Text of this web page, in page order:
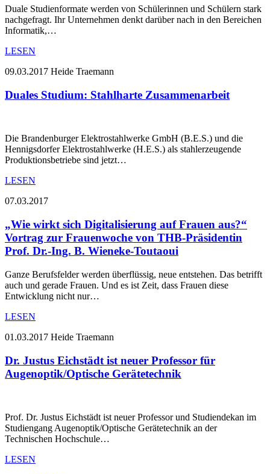
Duale Studienformate werden von Schülerinnen und Schülern stark
nachgefragt. Ihr Unternehmen denkt darüber nach in den Bereichen
Informatik,…
LESEN
09.03.2017 Heide Traemann
Duales Studium: Stahlharte Zusammenarbeit
Die Brandenburger Elektrostahlwerke GmbH (B.E.S.) und die
Hennigsdorfer Elektrostahlwerke (H.E.S.) als stahlerzeugende
Produktionsbetriebe sind jetzt…
LESEN
07.03.2017
„Wie wirkt sich Digitalisierung auf Frauen aus?“
Vortrag zur Frauenwoche von THB-Präsidentin
Prof. Dr.-Ing. B. Wieneke-Toutaoui
Ganze Berufsfelder werden überflüssig, neue entstehen. Das betrifft
auch und gerade Frauen. Und es ist Zeit, dass Frauen diese
Entwicklung nicht nur…
LESEN
01.03.2017 Heide Traemann
Dr. Justus Eichstädt ist neuer Professor für
Augenoptik/Optische Gerätetechnik
Prof. Dr. Justus Eichstädt ist neuer Professor und Studiendekan im
Studiengang Augenoptik/Optische Gerätetechnik an der
Technischen Hochschule…
LESEN